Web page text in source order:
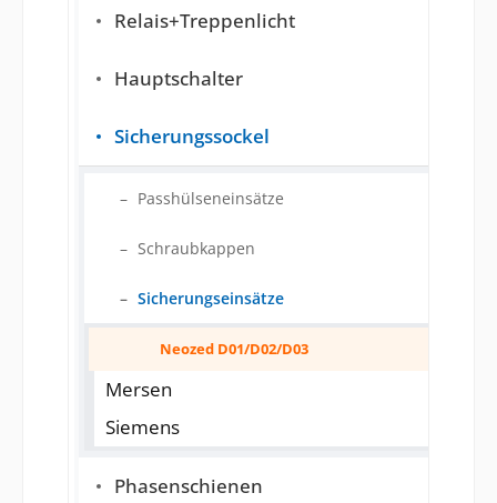
Relais+Treppenlicht
Hauptschalter
Sicherungssockel
Passhülseneinsätze
Schraubkappen
Sicherungseinsätze
Neozed D01/D02/D03
Mersen
Siemens
Phasenschienen